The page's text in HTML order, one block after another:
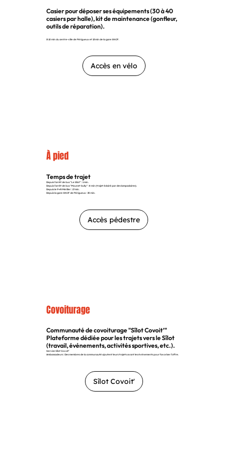
Casier pour déposer ses équipements (30 à 40
casiers par halle), kit de maintenance (gonfleur,
outils de réparation).
À10 min du centre-ville de Périgueux et 13 min de la gare SNCF.
Accès en vélo
À pied
Temps de trajet
Depuis l’arrêt de bus "Le Sîlot" : 1 min.
Depuis l’arrêt de bus "Mounet Sully" : 8 min (trajet éclairé par des lampadaires).
Depuis le P+R Mériller : 17 min.
Depuis la gare SNCF de Périgueux : 30 min.
Accès pédestre
Covoiturage
Communauté de covoiturage "Sîlot Covoit’"
Plateforme dédiée pour les trajets vers le Sîlot
(travail, événements, activités sportives, etc.).
Service Sîlot Covoit’
Ambassadeurs : Des membres de la communauté ajoutent leurs trajets avant les événements pour favoriser l’offre.
Sîlot Covoit'